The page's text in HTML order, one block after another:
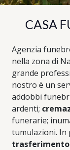
CASA
Agenzia
nella zona di
grande
nostro è un
addobbi
ardenti;
funerarie;
tumulazioni. In
trasferimento